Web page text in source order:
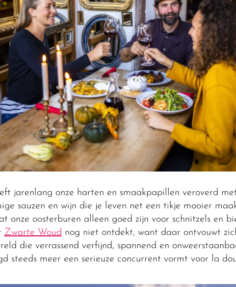
jarenlang onze harten en smaakpapillen veroverd
sauzen en wijn die je leven net een tikje mooier
onze oosterburen alleen goed zijn voor schnitzels en
Zwarte Woud nog niet ontdekt, want daar ontvouwt
die verrassend verfijnd, spannend en
steeds meer een serieuze concurrent vormt voor la